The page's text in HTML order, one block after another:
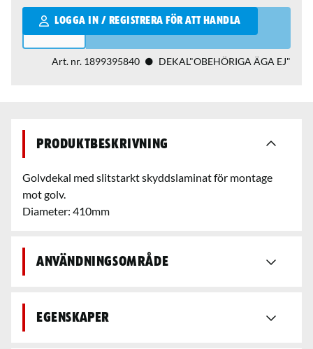
LOGGA IN / REGISTRERA FÖR ATT HANDLA
Qantity
Art. nr. 1899395840 DEKAL"OBEHÖRIGA ÄGA EJ"
Produktbeskrivning
Golvdekal med slitstarkt skyddslaminat för montage
mot golv.
Diameter: 410mm
Användningsområde
Egenskaper